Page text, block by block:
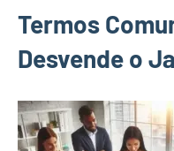
Termos
Desvende o